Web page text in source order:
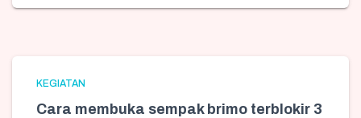
KEGIATAN
Cara membuka sempak brimo terblokir 3